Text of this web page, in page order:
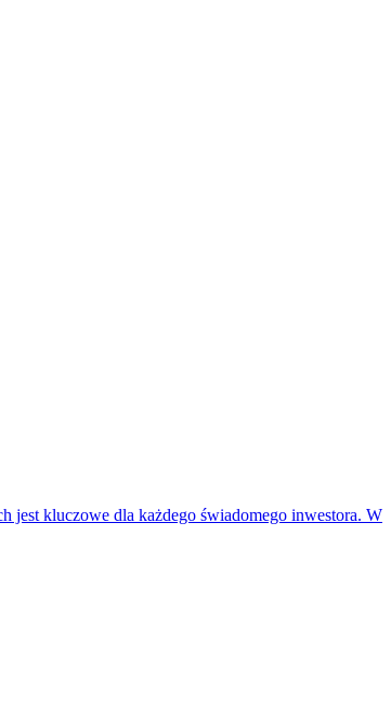
jest kluczowe dla każdego świadomego inwestora. W